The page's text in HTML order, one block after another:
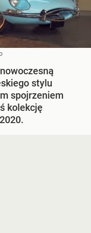
stylu
spojrzeniem
kolekcję